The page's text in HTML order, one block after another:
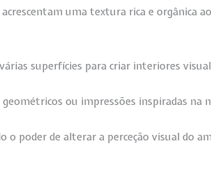
uma textura rica e orgânica
superfícies para criar interiores
ou impressões inspiradas na
o poder de alterar a perceção visual do